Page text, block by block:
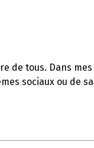
de tous. Dans
sociaux ou de